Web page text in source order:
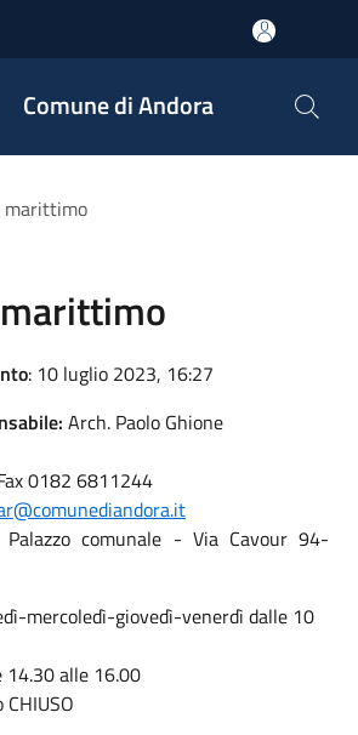
Comune di Andora
marittimo
: 10 luglio 2023, 16:27
Arch. Paolo Ghione
0182 6811244
Palazzo comunale - Via Cavour 94-
mercoledì-giovedì-venerdì dalle 10
14.30 alle 16.00